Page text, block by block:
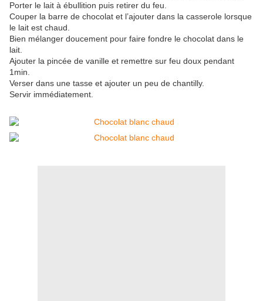
Porter le lait à ébullition puis retirer du feu.
Couper la barre de chocolat et l’ajouter dans la casserole lorsque
le lait est chaud.
Bien mélanger doucement pour faire fondre le chocolat dans le
lait.
Ajouter la pincée de vanille et remettre sur feu doux pendant
1min.
Verser dans une tasse et ajouter un peu de chantilly.
Servir immédiatement.